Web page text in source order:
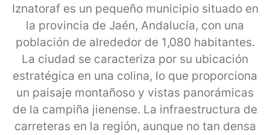
Iznatoraf es un pequeño municipio situado en
la provincia de Jaén, Andalucía, con una
población de alrededor de 1,080 habitantes.
La ciudad se caracteriza por su ubicación
estratégica en una colina, lo que proporciona
un paisaje montañoso y vistas panorámicas
de la campiña jienense. La infraestructura de
carreteras en la región, aunque no tan densa